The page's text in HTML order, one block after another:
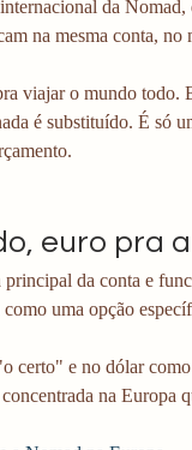
da Nomad,
na mesma conta, no
viajar o mundo todo.
é substituído. É só
euro pra
da conta e
uma opção
certo" e no dólar
na Europa